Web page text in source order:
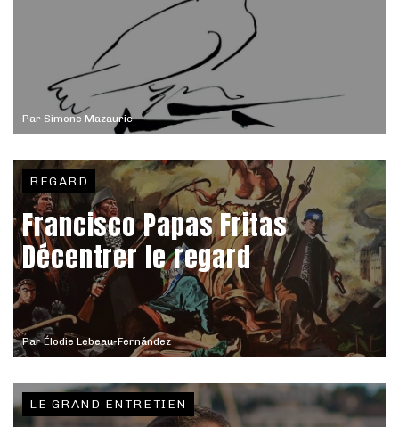
Par Simone Mazauric
ParÉlodie Lebeau-Fernández
REGARD
Francisco Papas Fritas
Décentrer le regard
LE GRAND ENTRETIEN